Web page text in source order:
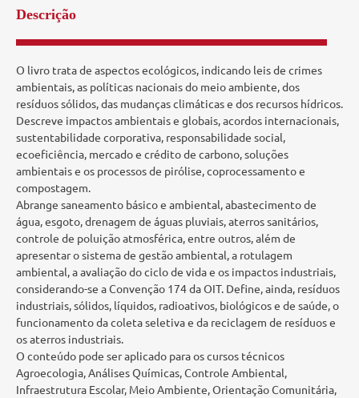
Descrição
O livro trata de aspectos ecológicos, indicando leis de crimes
ambientais, as políticas nacionais do meio ambiente, dos
resíduos sólidos, das mudanças climáticas e dos recursos hídricos.
Descreve impactos ambientais e globais, acordos internacionais,
sustentabilidade corporativa, responsabilidade social,
ecoeficiência, mercado e crédito de carbono, soluções
ambientais e os processos de pirólise, coprocessamento e
compostagem.
Abrange saneamento básico e ambiental, abastecimento de
água, esgoto, drenagem de águas pluviais, aterros sanitários,
controle de poluição atmosférica, entre outros, além de
apresentar o sistema de gestão ambiental, a rotulagem
ambiental, a avaliação do ciclo de vida e os impactos industriais,
considerando-se a Convenção 174 da OIT. Define, ainda, resíduos
industriais, sólidos, líquidos, radioativos, biológicos e de saúde, o
funcionamento da coleta seletiva e da reciclagem de resíduos e
os aterros industriais.
O conteúdo pode ser aplicado para os cursos técnicos
Agroecologia, Análises Químicas, Controle Ambiental,
Infraestrutura Escolar, Meio Ambiente, Orientação Comunitária,